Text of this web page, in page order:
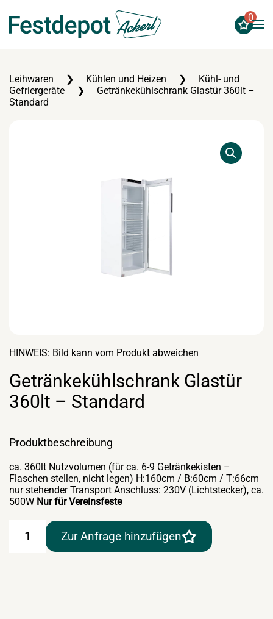
Zum Hauptinhalt springen
0
Leihwaren Kühlen und Heizen
Kühl- und
Gefriergeräte
Getränkekühlschrank Glastür 360lt –
Standard
HINWEIS: Bild kann vom Produkt abweichen
Getränkekühlschrank Glastür
360lt – Standard
Produktbeschreibung
ca. 360lt Nutzvolumen (für ca. 6-9 Getränkekisten –
Flaschen stellen, nicht legen) H:160cm / B:60cm / T:66cm
nur stehender Transport Anschluss: 230V (Lichtstecker), ca.
500W Nur für Vereinsfeste
Getränkekühlschrank
Glastür
Zur Anfrage hinzufügen